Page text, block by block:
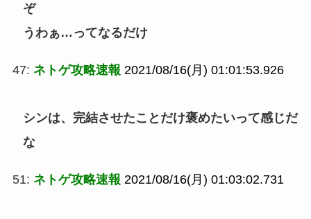
ぞ
うわぁ…ってなるだけ
47: ネトゲ攻略速報 2021/08/16(月) 01:01:53.926
シンは、完結させたことだけ褒めたいって感じだ
な
51: ネトゲ攻略速報 2021/08/16(月) 01:03:02.731